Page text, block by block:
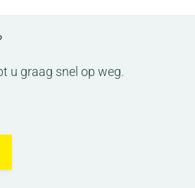
u graag snel op weg.